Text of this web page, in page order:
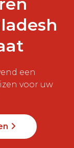
een
voor uw